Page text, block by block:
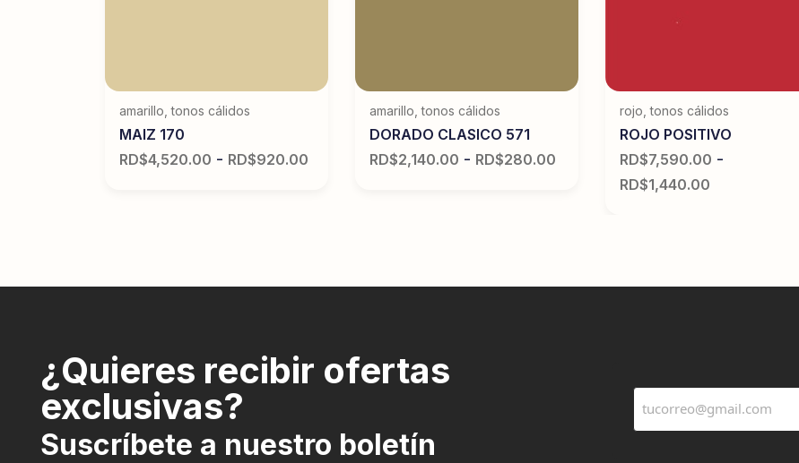
amarillo ,tonos cálidos
MAIZ 170
RD$4,520.00 - RD$920.00
amarillo ,tonos cálidos
DORADO CLASICO 571
RD$2,140.00 - RD$280.00
rojo ,tonos cálidos
ROJO POSITIVO
RD$7,590.00 -
RD$1,440.00
¿Quieres recibir ofertas
exclusivas?
Suscríbete a nuestro boletín